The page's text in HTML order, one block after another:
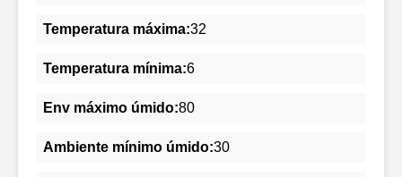
Temperatura máxima:32
Temperatura mínima:6
Env máximo úmido:80
Ambiente mínimo úmido:30